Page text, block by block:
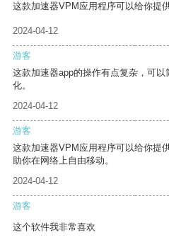
这款加速器VPM应用程序可以给你提
2024-04-12
游客
这款加速器app的操作有点复杂，可
化。
2024-04-12
游客
这款加速器VPM应用程序可以给你提
助你在网络上自由移动。
2024-04-12
游客
这个软件我非常喜欢